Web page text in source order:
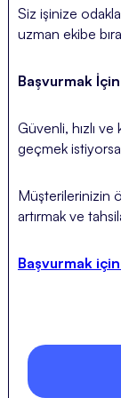
Siz işinize
uzman ekibe
Başvurmak
Güvenli, hızlı ve
geçmek
Müşterilerinizin
artırmak ve
Başvurmak